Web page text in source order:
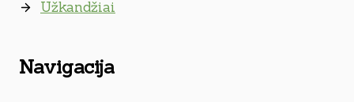
Užkandžiai
Navigacija